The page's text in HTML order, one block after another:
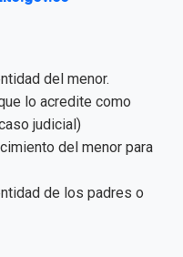
del menor.
lo acredite como
judicial)
del menor para
de los padres o